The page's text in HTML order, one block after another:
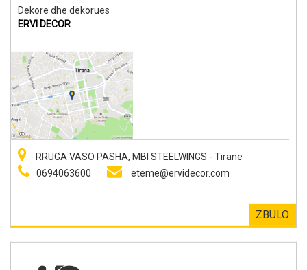
Dekore dhe dekorues
ERVI DECOR
RRUGA VASO PASHA, MBI STEELWINGS - Tiranë
0694063600
eteme@ervidecor.com
ZBULO